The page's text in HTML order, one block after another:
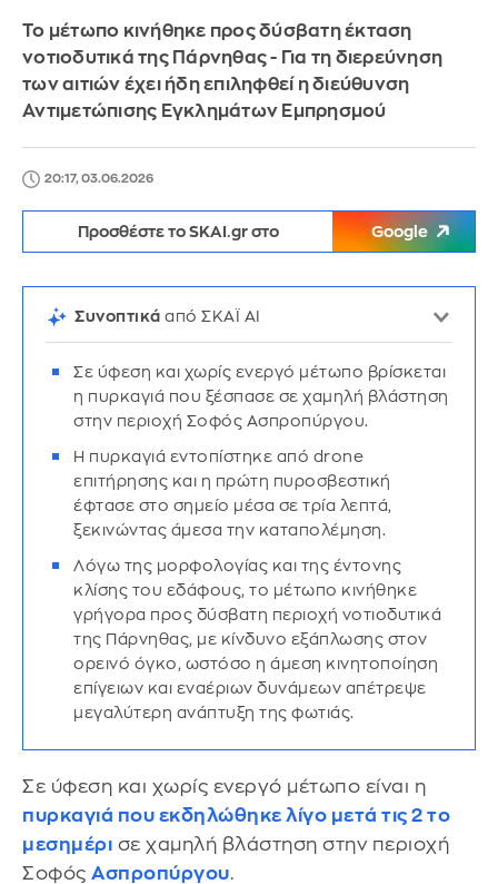
Το μέτωπο κινήθηκε προς δύσβατη έκταση
νοτιοδυτικά της Πάρνηθας - Για τη διερεύνηση
των αιτιών έχει ήδη επιληφθεί η διεύθυνση
Αντιμετώπισης Εγκλημάτων Εμπρησμού
20:17, 03.06.2026
Προσθέστε το SKAI.gr στο Google
Συνοπτικά από ΣΚΑΪ AI
Σε ύφεση και χωρίς ενεργό μέτωπο βρίσκεται
η πυρκαγιά που ξέσπασε σε χαμηλή βλάστηση
στην περιοχή Σοφός Ασπροπύργου.
Η πυρκαγιά εντοπίστηκε από drone
επιτήρησης και η πρώτη πυροσβεστική
έφτασε στο σημείο μέσα σε τρία λεπτά,
ξεκινώντας άμεσα την καταπολέμηση.
Λόγω της μορφολογίας και της έντονης
κλίσης του εδάφους, το μέτωπο κινήθηκε
γρήγορα προς δύσβατη περιοχή νοτιοδυτικά
της Πάρνηθας, με κίνδυνο εξάπλωσης στον
ορεινό όγκο, ωστόσο η άμεση κινητοποίηση
επίγειων και εναέριων δυνάμεων απέτρεψε
μεγαλύτερη ανάπτυξη της φωτιάς.
Σε ύφεση και χωρίς ενεργό μέτωπο είναι η
πυρκαγιά που εκδηλώθηκε λίγο μετά τις 2 το
μεσημέρι σε χαμηλή βλάστηση στην περιοχή
Σοφός Ασπροπύργου.